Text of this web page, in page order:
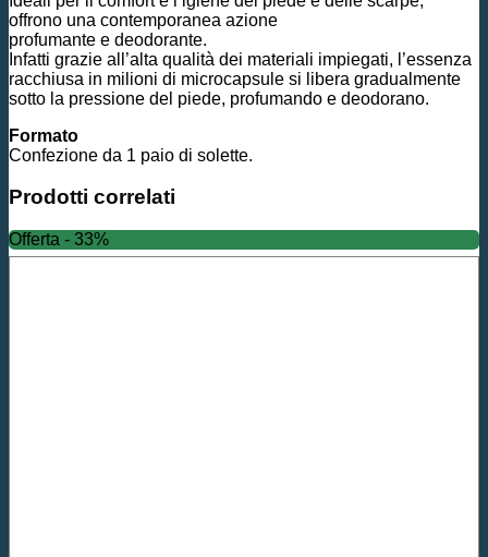
offrono una contemporanea azione
profumante e deodorante.
Infatti grazie all’alta qualità dei materiali impiegati, l’essenza
racchiusa in milioni di microcapsule si libera gradualmente
sotto la pressione del piede, profumando e deodorano.
Formato
Confezione da 1 paio di solette.
Prodotti correlati
Offerta - 33%